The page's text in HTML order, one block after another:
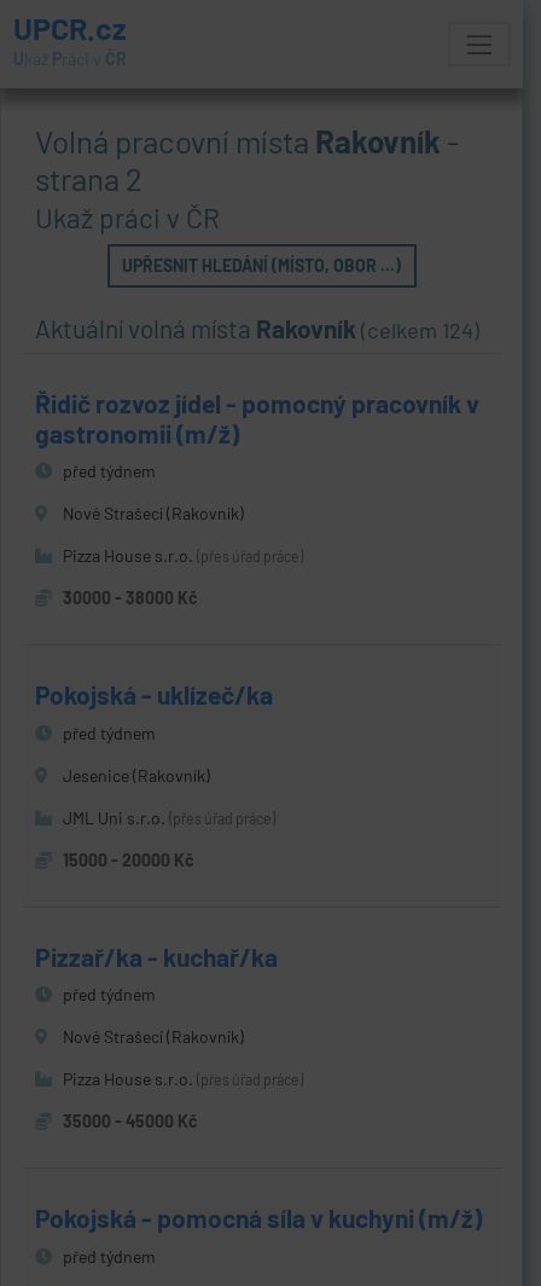
UPCR.cz
U kaž Práci v ČR
Volná pracovní místa Rakovník -
strana 2
Ukaž práci v ČR
UPŘESNIT HLEDÁNÍ (MÍSTO, OBOR ...)
Aktuální volná místa Rakovník (celkem 124)
Řidič rozvoz jídel - pomocný pracovník v
gastronomii (m/ž)
před týdnem
Nové Strašecí (Rakovník)
Pizza House s.r.o. (přes úřad práce)
30000 - 38000 Kč
Pokojská - uklízeč/ka
před týdnem
Jesenice (Rakovník)
JML Uni s.r.o. (přes úřad práce)
15000 - 20000 Kč
Pizzař/ka - kuchař/ka
před týdnem
Nové Strašecí (Rakovník)
Pizza House s.r.o. (přes úřad práce)
35000 - 45000 Kč
Pokojská - pomocná síla v kuchyni (m/ž)
před týdnem